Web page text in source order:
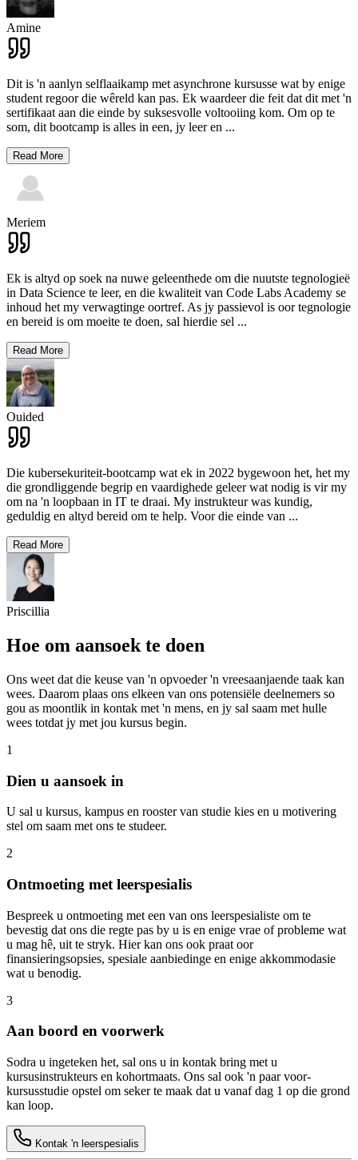
Amine
Dit is 'n aanlyn selflaaikamp met asynchrone kursusse wat by enige
student regoor die wêreld kan pas. Ek waardeer die feit dat dit met 'n
sertifikaat aan die einde by suksesvolle voltooiing kom. Om op te
som, dit bootcamp is alles in een, jy leer en ...
Read More
Meriem
Ek is altyd op soek na nuwe geleenthede om die nuutste tegnologieë
in Data Science te leer, en die kwaliteit van Code Labs Academy se
inhoud het my verwagtinge oortref. As jy passievol is oor tegnologie
en bereid is om moeite te doen, sal hierdie sel ...
Read More
Ouided
Die kubersekuriteit-bootcamp wat ek in 2022 bygewoon het, het my
die grondliggende begrip en vaardighede geleer wat nodig is vir my
om na 'n loopbaan in IT te draai. My instrukteur was kundig,
geduldig en altyd bereid om te help. Voor die einde van ...
Read More
Priscillia
Hoe om aansoek te doen
Ons weet dat die keuse van 'n opvoeder 'n vreesaanjaende taak kan
wees. Daarom plaas ons elkeen van ons potensiële deelnemers so
gou as moontlik in kontak met 'n mens, en jy sal saam met hulle
wees totdat jy met jou kursus begin.
1
Dien u aansoek in
U sal u kursus, kampus en rooster van studie kies en u motivering
stel om saam met ons te studeer.
2
Ontmoeting met leerspesialis
Bespreek u ontmoeting met een van ons leerspesialiste om te
bevestig dat ons die regte pas by u is en enige vrae of probleme wat
u mag hê, uit te stryk. Hier kan ons ook praat oor
finansieringsopsies, spesiale aanbiedinge en enige akkommodasie
wat u benodig.
3
Aan boord en voorwerk
Sodra u ingeteken het, sal ons u in kontak bring met u
kursusinstrukteurs en kohortmaats. Ons sal ook 'n paar voor-
kursusstudie opstel om seker te maak dat u vanaf dag 1 op die grond
kan loop.
Kontak 'n leerspesialis